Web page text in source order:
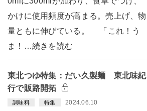
かけに使用頻度が高まる。売上げ、物
量ともに伸びている。 「これ！う
ま！…続きを読む
東北つゆ特集：だい久製麺 東北味紀
行で販路開拓
調味料 特集 2024.06.10